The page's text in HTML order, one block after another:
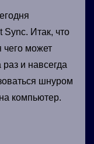
Sync. Итак, что
чего может
и навсегда
шнуром
компьютер.